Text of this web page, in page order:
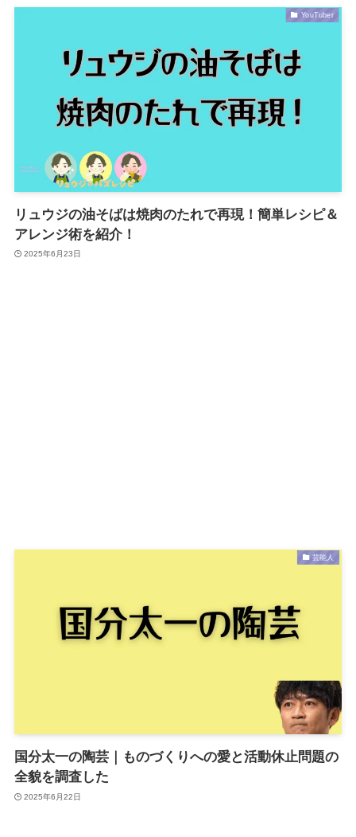
YouTuber
リュウジの油そばは焼肉のたれで再現！簡単レシピ＆
アレンジ術を紹介！
2025年6月23日
芸能人
国分太一の陶芸｜ものづくりへの愛と活動休止問題の
全貌を調査した
2025年6月22日